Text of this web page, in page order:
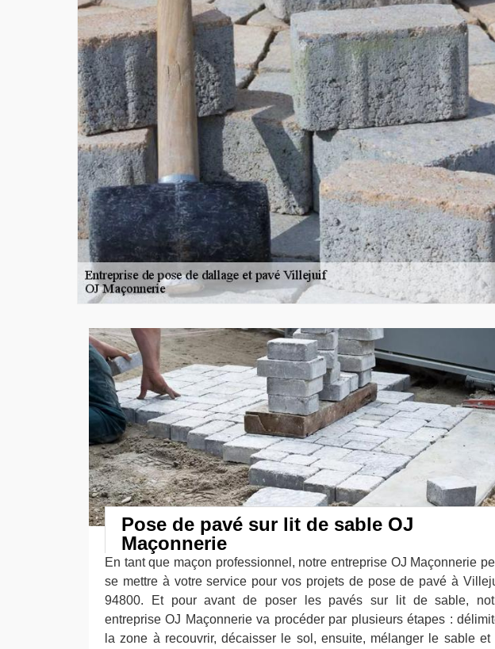
Pose de pavé sur lit de sable OJ
Maçonnerie
En tant que maçon professionnel, notre entreprise OJ Maçonnerie
se mettre à votre service pour vos projets de pose de pavé à
94800. Et pour avant de poser les pavés sur lit de sable,
entreprise OJ Maçonnerie va procéder par plusieurs étapes :
la zone à recouvrir, décaisser le sol, ensuite, mélanger le sable et